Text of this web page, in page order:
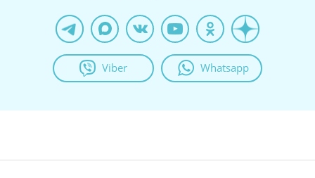
Viber Whatsapp